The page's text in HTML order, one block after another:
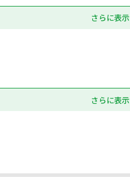
さらに表示
さらに表示